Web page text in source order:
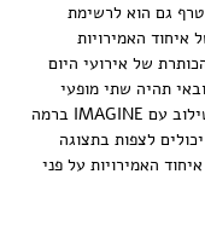
גם הוא לרשימת
איחוד האמירויות
של אירועי היום
תהיה שתי מופעי
הזיקוקים המדהימים בשילוב עם IMAGINE ברמה
לצפות בתצוגה
האמירויות על פני